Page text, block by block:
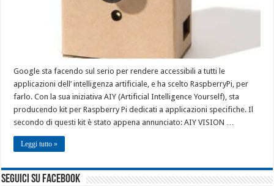
Google sta facendo sul serio per rendere accessibili a tutti le
applicazioni dell’ intelligenza artificiale, e ha scelto RaspberryPi, per
farlo. Con la sua iniziativa AIY (Artificial Intelligence Yourself), sta
producendo kit per Raspberry Pi dedicati a applicazioni specifiche. Il
secondo di questi kit è stato appena annunciato: AIY VISION …
Leggi tutto »
seguici su facebook